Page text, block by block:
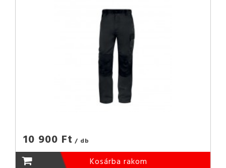
10 900 Ft / db
Kosárba rakom